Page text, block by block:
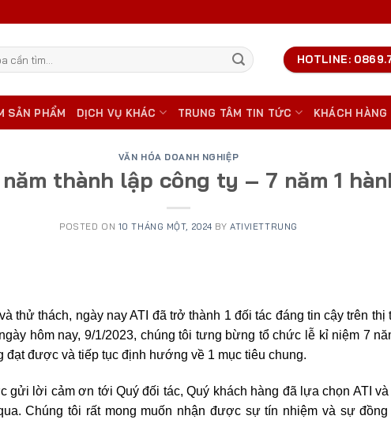
HOTLINE:
SẢN PHẨM DỊCH VỤ KHÁC TRUNG TÂM TIN TỨC KHÁCH HÀNG
VĂN HÓA DOANH NGHIỆP
thành lập công ty – 7 năm 1
POSTED ON 10 THÁNG MỘT, 2024 BYATIVIETTRUNG
thử thách, ngày nay ATI đã trở thành 1 đối tác đáng tin cậy trên
hôm nay, 9/1/2023, chúng tôi tưng bừng tổ chức lễ kỉ niệm 7
đạt được và tiếp tục định hướng về 1 mục tiêu chung.
gửi lời cảm ơn tới Quý đối tác, Quý khách hàng đã lựa chọn ATI
Chúng tôi rất mong muốn nhận được sự tín nhiệm và sự đồng